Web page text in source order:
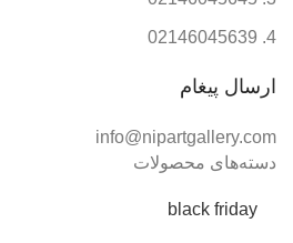
02146045639
ارسال پیغام
info@nipartgallery.com
دسته‌های محصولات
black friday